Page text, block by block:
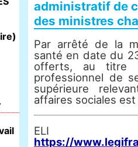
administratif de
des ministres
Par arrêté de la
santé en date du
offerts, au titre
professionnel de
supérieure
affaires sociales
https://